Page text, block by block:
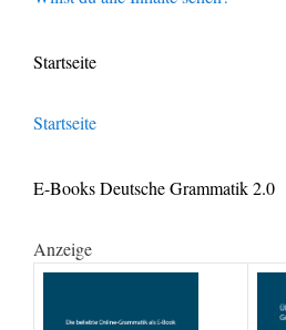
Startseite
Startseite
E-Books Deutsche Grammatik 2.0
Anzeige